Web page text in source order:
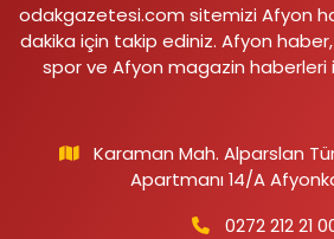
odakgazetesi.com sitemizi Afyon
dakika için takip ediniz. Afyon
spor ve Afyon magazin haberleri
Karaman Mah. Alparslan
Apartmanı 14/A
0272 212 21